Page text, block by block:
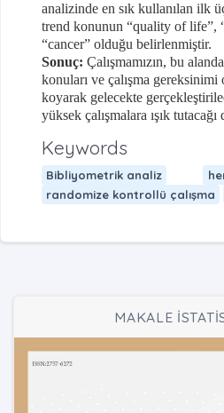
analizinde en sık kullanılan ilk
trend konunun “quality of life”,
“cancer” olduğu belirlenmiştir.
Sonuç: Çalışmamızın, bu
konuları ve çalışma gereksinimi
koyarak gelecekte
yüksek çalışmalara ışık
Keywords
Bibliyometrik analiz
randomize kontrollü çalışma
MAKALE